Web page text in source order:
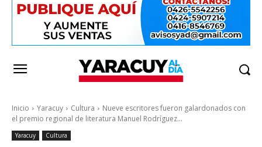
Inicio Yaracuy Cultura
Nueve escritores fueron galardonados con
el premio regional de literatura Manuel Rodríguez...
Yaracuy Cultura